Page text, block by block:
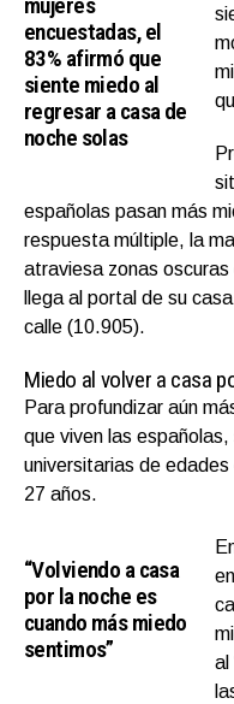
mujeres
encuestadas, el
83% afirmó que
siente miedo al
regresar a casa de
noche solas
españolas pasan más
respuesta múltiple, la
atraviesa zonas
llega al portal de su
calle (10.905).
Miedo al volver a casa
Para profundizar aún
que viven las españolas,
universitarias de
27 años.
“Volviendo a casa
por la noche es
cuando más miedo
sentimos”
al